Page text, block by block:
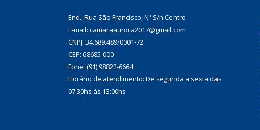
End.: Rua São Francisco, Nº S/n Centro
E-mail: camaraaurora2017@gmail.com
CNPJ: 34.689.489/0001-72
CEP: 68685-000
Fone: (91) 98822-6664
Horário de atendimento: De segunda a sexta das
07:30hs às 13:00hs